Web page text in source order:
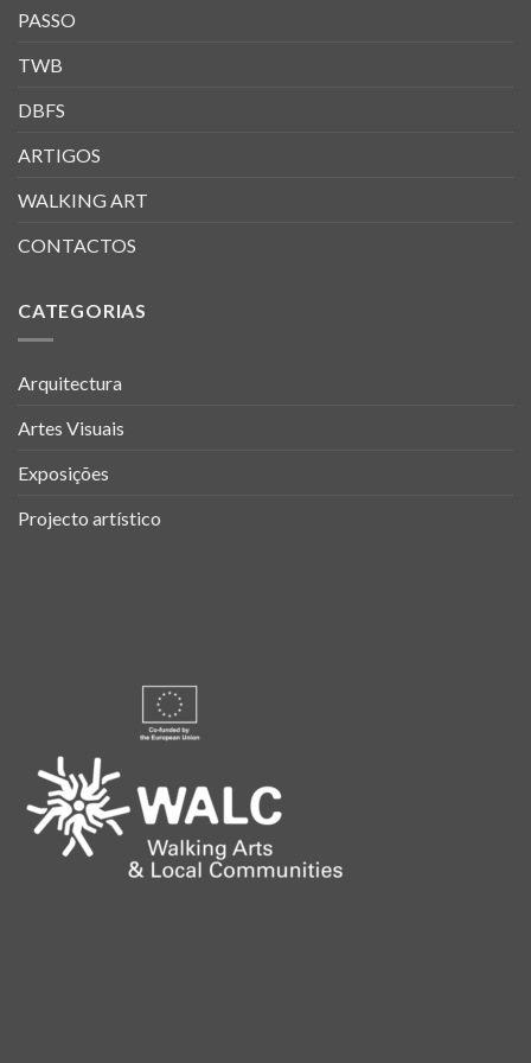
PASSO
TWB
DBFS
ARTIGOS
WALKING ART
CONTACTOS
CATEGORIAS
Arquitectura
Artes Visuais
Exposições
Projecto artístico